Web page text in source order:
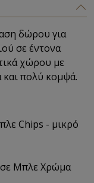
δώρου για
σε έντονα
χώρου με
και πολύ κομψά.
Chips - μικρό
Μπλε Χρώμα